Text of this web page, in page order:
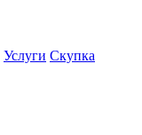
Услуги Скупка